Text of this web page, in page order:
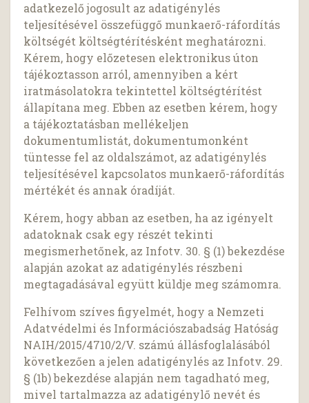
adatkezelő jogosult az adatigénylés
teljesítésével összefüggő munkaerő-ráfordítás
költségét költségtérítésként meghatározni.
Kérem, hogy előzetesen elektronikus úton
tájékoztasson arról, amennyiben a kért
iratmásolatokra tekintettel költségtérítést
állapítana meg. Ebben az esetben kérem, hogy
a tájékoztatásban mellékeljen
dokumentumlistát, dokumentumonként
tüntesse fel az oldalszámot, az adatigénylés
teljesítésével kapcsolatos munkaerő-ráfordítás
mértékét és annak óradíját.
Kérem, hogy abban az esetben, ha az igényelt
adatoknak csak egy részét tekinti
megismerhetőnek, az Infotv. 30. § (1) bekezdése
alapján azokat az adatigénylés részbeni
megtagadásával együtt küldje meg számomra.
Felhívom szíves figyelmét, hogy a Nemzeti
Adatvédelmi és Információszabadság Hatóság
NAIH/2015/4710/2/V. számú állásfoglalásából
következően a jelen adatigénylés az Infotv. 29.
§ (1b) bekezdése alapján nem tagadható meg,
mivel tartalmazza az adatigénylő nevét és